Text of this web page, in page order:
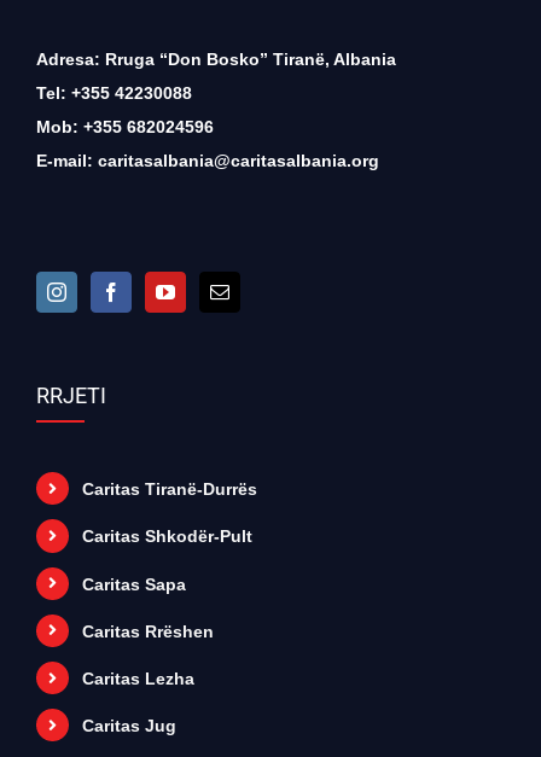
Adresa: Rruga “Don Bosko” Tiranë, Albania
Tel: +355 42230088
Mob: +355 682024596
E-mail: caritasalbania@caritasalbania.org
RRJETI
Caritas Tiranë-Durrës
Caritas Shkodër-Pult
Caritas Sapa
Caritas Rrëshen
Caritas Lezha
Caritas Jug